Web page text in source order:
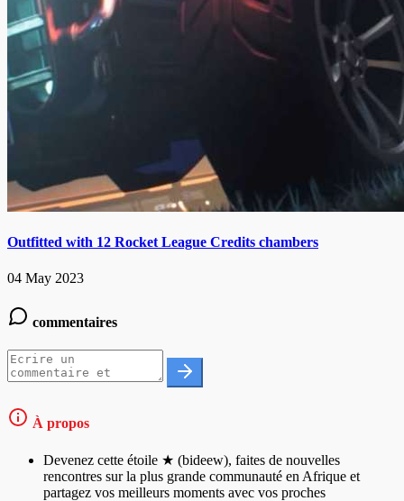
Outfitted with 12 Rocket League Credits chambers
04 May 2023
commentaires
À propos
Devenez cette étoile ★ (bideew), faites de nouvelles
rencontres sur la plus grande communauté en Afrique et
partagez vos meilleurs moments avec vos proches